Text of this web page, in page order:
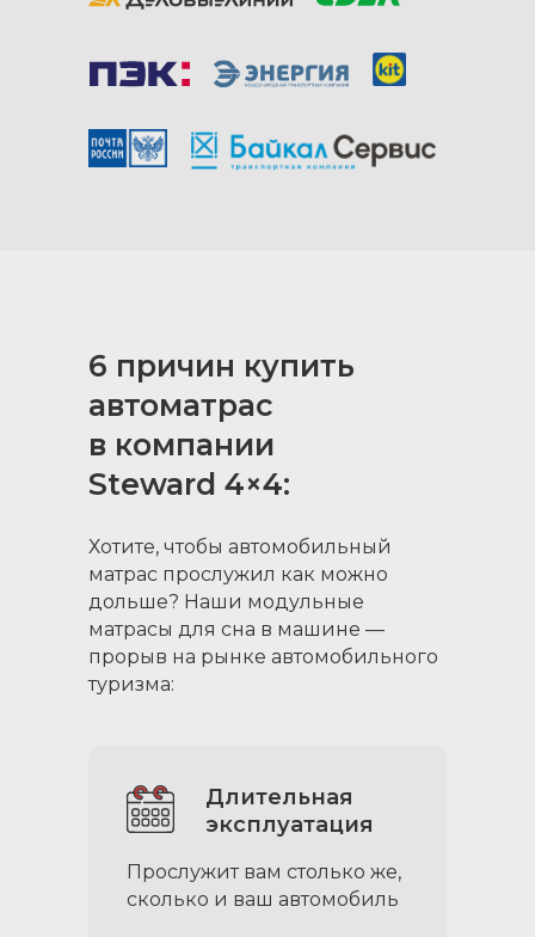
доставки в ваш
регион
6 причин купить
автоматрас
в компании
Steward 4×4:
Хотите, чтобы автомобильный
матрас прослужил как можно
дольше? Наши модульные
матрасы для сна в машине —
прорыв на рынке автомобильного
туризма:
Длительная
эксплуатация
Прослужит вам столько же,
сколько и ваш автомобиль